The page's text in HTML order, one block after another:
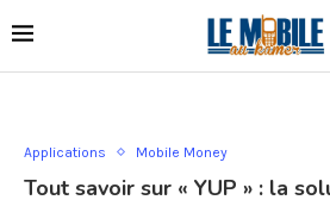
Applications Mobile Money
Tout savoir sur « YUP » : la